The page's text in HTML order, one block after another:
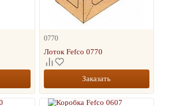
0770
Лоток Fefco 0770
Заказать